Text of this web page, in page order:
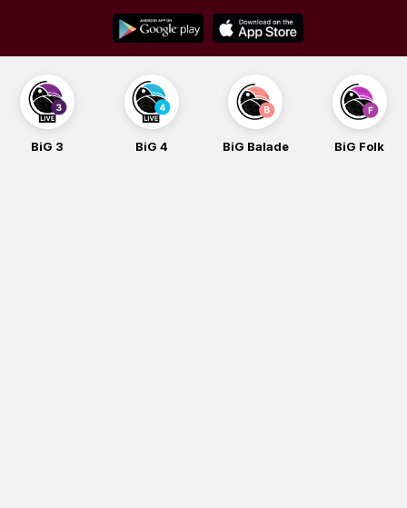
content
BiG 3 BiG 4 BiG Balade BiG Folk